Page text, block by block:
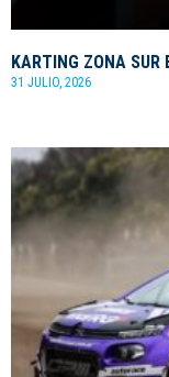
KARTING ZONA SUR
31 JULIO, 2026